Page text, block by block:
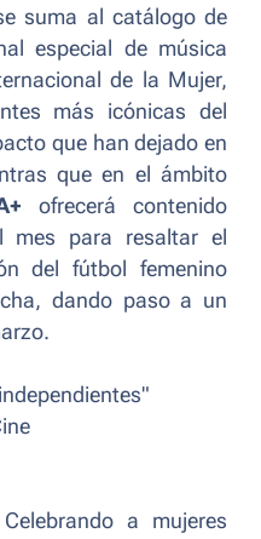
suma al catálogo de
especial de música
de la Mujer,
más icónicas del
que han dejado en
que en el ámbito
ofrecerá contenido
mes para resaltar el
del fútbol femenino
dando paso a un
a mujeres